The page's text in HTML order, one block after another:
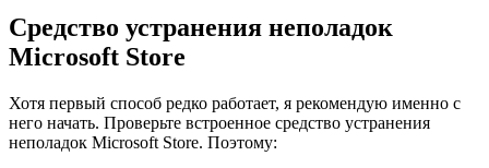
Средство устранения неполадок
Microsoft Store
Хотя первый способ редко работает, я рекомендую именно с
него начать. Проверьте встроенное средство устранения
неполадок Microsoft Store. Поэтому: